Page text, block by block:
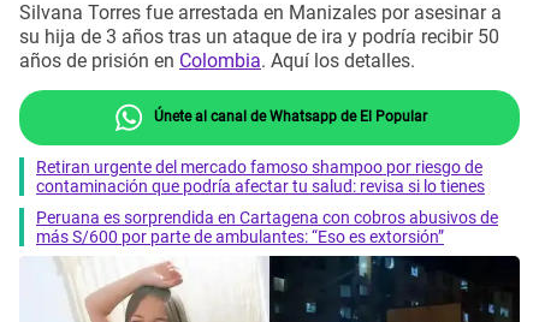
Silvana Torres fue arrestada en Manizales por asesinar a
su hija de 3 años tras un ataque de ira y podría recibir 50
años de prisión en Colombia. Aquí los detalles.
Únete al canal de Whatsapp de El Popular
Retiran urgente del mercado famoso shampoo por riesgo de
contaminación que podría afectar tu salud: revisa si lo tienes
Peruana es sorprendida en Cartagena con cobros abusivos de
más S/600 por parte de ambulantes: “Eso es extorsión”